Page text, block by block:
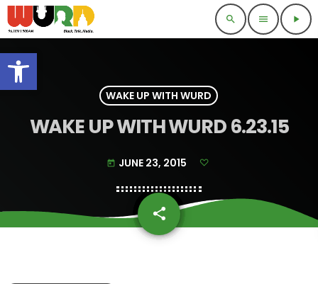
Open toolbar
search menu play_arrow
WAKE UP WITH WURD
WAKE UP WITH WURD 6.23.15
today JUNE 23, 2015
share
email